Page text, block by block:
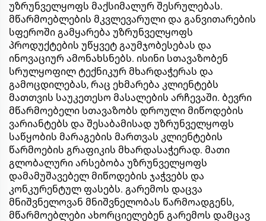
უზრუნველყოფს მაქსიმალურ შესრულებას.
მწარმოებლების მკვლევარული და განვითარების
სფეროში გამყარება უზრუნველყოფს
პროდუქტების უწყვეტ გაუმჯობესებას და
ინოვაციურ ამონახსნებს. ისინი სთავაზობენ
სრულყოფილ ტექნიკურ მხარდაჭერას და
გამოცდილებას, რაც ეხმარება კლიენტებს
მათთვის საუკეთესო მასალების არჩევაში. ბევრი
მწარმოებელი სთავაზობს დროული მიწოდების
ვარიანტებს და შესაბამისად უზრუნველყოფს
საწყობის მარაგების მართვას კლიენტების
წარმოების გრაფიკის მხარდასაჭერად. მათი
გლობალური არსებობა უზრუნველყოფს
დამამუშავებელ მიწოდების ჯაჭვებს და
კონკურენტულ ფასებს. გარემოს დაცვა
მნიშვნელოვან მნიშვნელობას წარმოადგენს,
მწარმოებლები ახორციელებენ გარემოს დამცავ